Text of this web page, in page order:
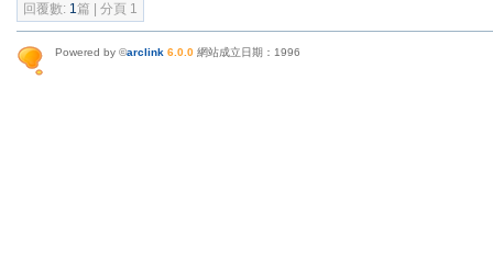
回覆數: 1篇 | 分頁 1
Powered by ©arclink 6.0.0 網站成立日期：1996